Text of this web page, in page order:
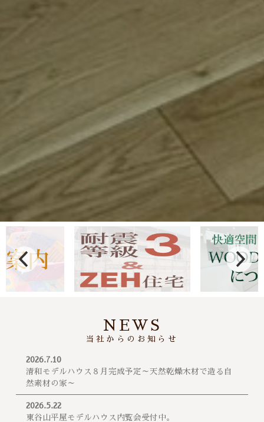
NEWS
当社からのお知らせ
2026.7.10
清和モデルハウス８月完成予定～天然乾燥木材で造る自
然素材の家～
2026.5.22
東谷山平屋モデルハウス内覧会受付中。